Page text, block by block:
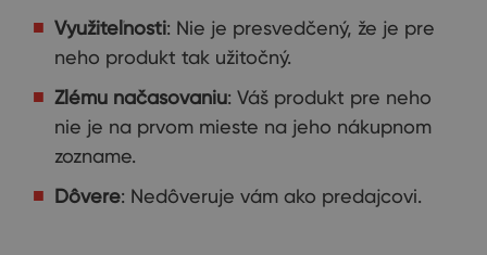
Využiteľnosti: Nie je presvedčený, že je pre
neho produkt tak užitočný.
Zlému načasovaniu: Váš produkt pre neho
nie je na prvom mieste na jeho nákupnom
zozname.
Dôvere: Nedôveruje vám ako predajcovi.